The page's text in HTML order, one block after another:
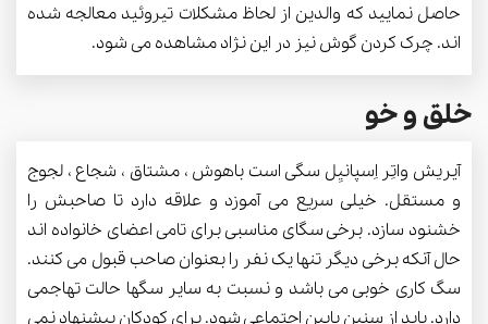
حاصل نمایید که والدین از لحاظ مشکلات تیروئید معالجه شده
اند. چرک کردن گوش نیز در این نژاد مشاهده می شود.
خلق و خو
آیریش واتِر اِسپانیِل سگی است باهوش ، مشتاق ، شجاع ، لجوج
و مستقل. خیلی سریع می آموزد و علاقه دارد تا صاحبش را
خشنود سازد. برخی سگای مناسبی برای تامی اعضای خانواده اند
حال آنکه برخی دیگر تنها یک نفر را بعنوان صاحب قبول می کنند.
سگ کاری خوبی می باشد و نسبت به سایر سگها حالت تهاجمی
دارد. باید از سنین پایین اجتماعی شود. برای کودکان پیشنهاد نمی